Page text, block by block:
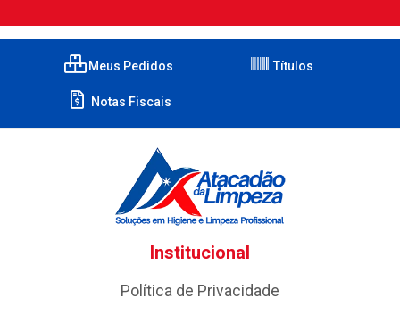
Meus Pedidos Títulos
Notas Fiscais
Institucional
Política de Privacidade